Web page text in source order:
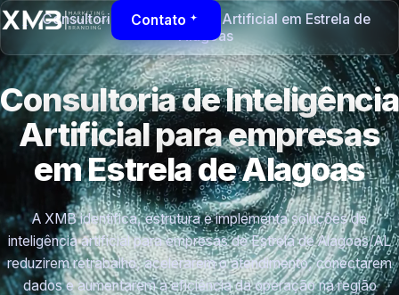
Contato
Consultoria de Inteligência Artificial em Estrela de
Alagoas
Consultoria de Inteligência
Artificial para empresas
em Estrela de Alagoas
A XMB identifica, estrutura e implementa soluções de
inteligência artificial para empresas de Estrela de Alagoas/AL
reduzirem retrabalho, acelerarem o atendimento, conectarem
dados e aumentarem a eficiência da operação na região